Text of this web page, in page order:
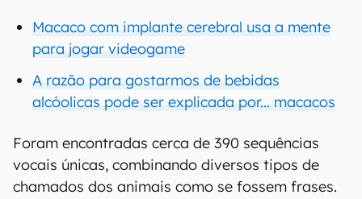
Macaco com implante cerebral usa a mente
para jogar videogame
A razão para gostarmos de bebidas
alcóolicas pode ser explicada por... macacos
Foram encontradas cerca de 390 sequências
vocais únicas, combinando diversos tipos de
chamados dos animais como se fossem frases.